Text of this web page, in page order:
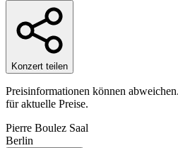
Konzert teilen
Preisinformationen können
für aktuelle Preise.
Pierre Boulez Saal
Berlin